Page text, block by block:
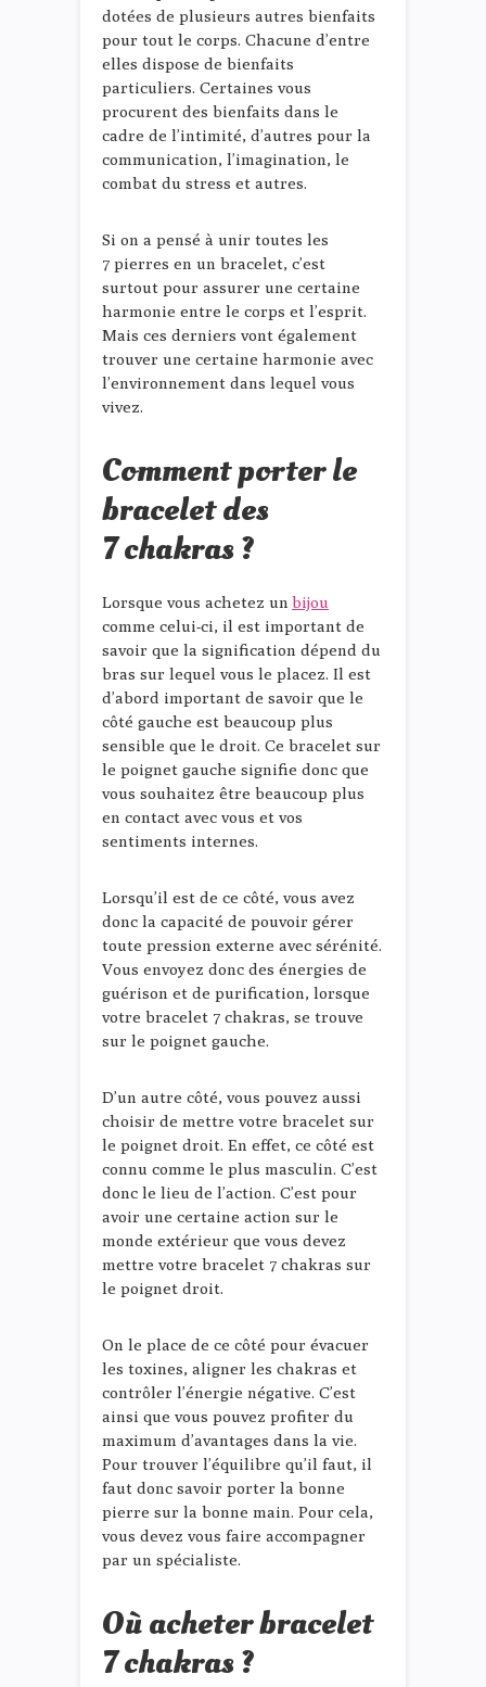
dotées de plusieurs autres bienfaits
pour tout le corps. Chacune d’entre
elles dispose de bienfaits
particuliers. Certaines vous
procurent des bienfaits dans le
cadre de l’intimité, d’autres pour la
communication, l’imagination, le
combat du stress et autres.
Si on a pensé à unir toutes les
7 pierres en un bracelet, c’est
surtout pour assurer une certaine
harmonie entre le corps et l’esprit.
Mais ces derniers vont également
trouver une certaine harmonie avec
l’environnement dans lequel vous
vivez.
Comment porter le
bracelet des
7 chakras ?
Lorsque vous achetez un bijou
comme celui-ci, il est important de
savoir que la signification dépend du
bras sur lequel vous le placez. Il est
d’abord important de savoir que le
côté gauche est beaucoup plus
sensible que le droit. Ce bracelet sur
le poignet gauche signifie donc que
vous souhaitez être beaucoup plus
en contact avec vous et vos
sentiments internes.
Lorsqu’il est de ce côté, vous avez
donc la capacité de pouvoir gérer
toute pression externe avec sérénité.
Vous envoyez donc des énergies de
guérison et de purification, lorsque
votre bracelet 7 chakras, se trouve
sur le poignet gauche.
D’un autre côté, vous pouvez aussi
choisir de mettre votre bracelet sur
le poignet droit. En effet, ce côté est
connu comme le plus masculin. C’est
donc le lieu de l’action. C’est pour
avoir une certaine action sur le
monde extérieur que vous devez
mettre votre bracelet 7 chakras sur
le poignet droit.
On le place de ce côté pour évacuer
les toxines, aligner les chakras et
contrôler l’énergie négative. C’est
ainsi que vous pouvez profiter du
maximum d’avantages dans la vie.
Pour trouver l’équilibre qu’il faut, il
faut donc savoir porter la bonne
pierre sur la bonne main. Pour cela,
vous devez vous faire accompagner
par un spécialiste.
Où acheter bracelet
7 chakras ?